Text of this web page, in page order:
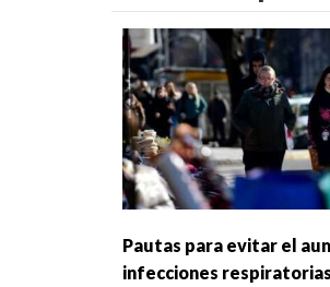
Pautas para evitar el
infecciones